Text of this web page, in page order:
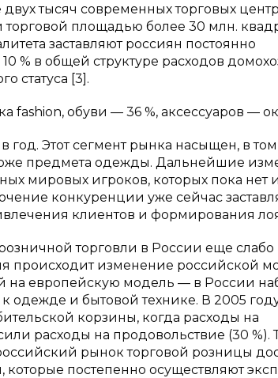
тысяч современных торговых
торговой площадью более 30 млн.
заставляют россиян постоянно
% в общей структуре расходов
статуса [3].
обуви — 36 %, аксессуаров —
год. Этот сегмент рынка насыщен, в
предмета одежды. Дальнейшие
мировых игроков, которых пока нет
конкуренции уже сейчас
клиентов и формирования
торговли в России еще слабо
происходит изменение российской
на европейскую модель — в России
одежде и бытовой технике. В 2005
корзины, когда расходы на
расходы на продовольствие (30 %).
рынок торговой розницы
постепенно осуществляют